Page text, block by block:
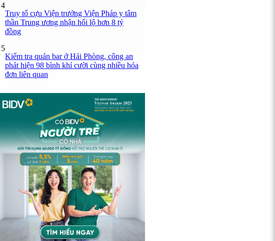
4
Truy tố cựu Viện trưởng Viện Pháp y tâm
thần Trung ương nhận hối lộ hơn 8 tỷ
đồng
5
Kiểm tra quán bar ở Hải Phòng, công an
phát hiện 98 bình khí cười cùng nhiều hóa
đơn liên quan